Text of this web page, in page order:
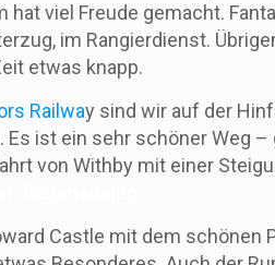
hat viel Freude gemacht.
im Rangierdienst.
etwas knapp.
Railway sind wir auf der
ist ein sehr schöner Weg
von Withby mit einer
Castle mit dem schönen